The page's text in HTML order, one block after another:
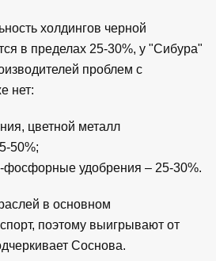
холдингов черной
в пределах 25-30%, у "Сибура"
проблем с
нет:
цветной металл
50%;
фосфорные удобрения – 25-30%.
в основном
поэтому выигрывают от
Соснова.